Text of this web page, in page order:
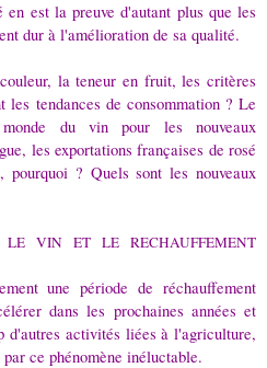
est la preuve d'autant plus que les
dur à l'amélioration de sa qualité.
la teneur en fruit, les critères
les tendances de consommation ? Le
du vin pour les nouveaux
les exportations françaises de rosé
pourquoi ? Quels sont les nouveaux
VIN ET LE RECHAUFFEMENT
une période de réchauffement
dans les prochaines années et
d'autres activités liées à l'agriculture,
ce phénomène inéluctable.